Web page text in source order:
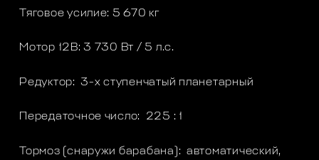
Тяговое усилие: 5 670 кг
Мотор 12В: 3 730 Вт / 5 л.с.
Редуктор: 3-х ступенчатый планетарный
Передаточное число: 225 : 1
Тормоз (снаружи барабана): автоматический,